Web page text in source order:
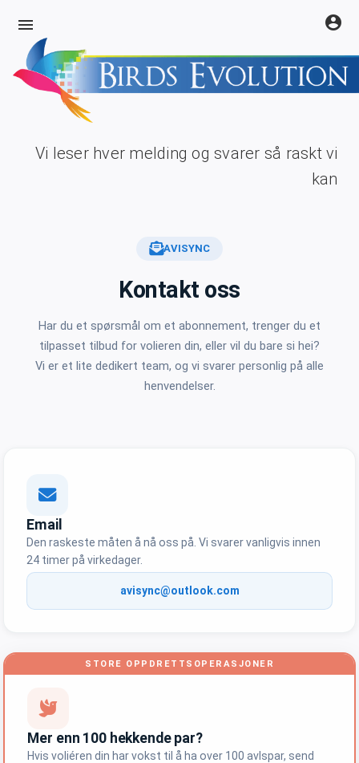
menu account_circle
Vi leser hver melding og svarer så raskt vi
kan
AVISYNC
Kontakt oss
Har du et spørsmål om et abonnement, trenger du et
tilpasset tilbud for volieren din, eller vil du bare si hei?
Vi er et lite dedikert team, og vi svarer personlig på alle
henvendelser.
Email
Den raskeste måten å nå oss på. Vi svarer vanligvis innen
24 timer på virkedager.
avisync@outlook.com
STORE OPPDRETTSOPERASJONER
Mer enn 100 hekkende par?
Hvis voliéren din har vokst til å ha over 100 avlspar, send